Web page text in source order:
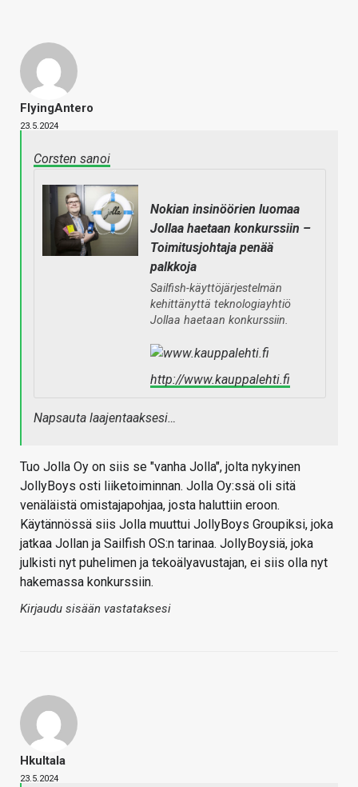
FlyingAntero
23.5.2024
Corsten sanoi
Nokian insinöörien luomaa
Jollaa haetaan konkurssiin –
Toimitusjohtaja penää
palkkoja
Sailfish-käyttöjärjestelmän
kehittänyttä teknologiayhtiö
Jollaa haetaan konkurssiin.
http://www.kauppalehti.fi
Napsauta laajentaaksesi…
Tuo Jolla Oy on siis se "vanha Jolla", jolta nykyinen
JollyBoys osti liiketoiminnan. Jolla Oy:ssä oli sitä
venäläistä omistajapohjaa, josta haluttiin eroon.
Käytännössä siis Jolla muuttui JollyBoys Groupiksi, joka
jatkaa Jollan ja Sailfish OS:n tarinaa. JollyBoysiä, joka
julkisti nyt puhelimen ja tekoälyavustajan, ei siis olla nyt
hakemassa konkurssiin.
Kirjaudu sisään vastataksesi
Hkultala
23.5.2024